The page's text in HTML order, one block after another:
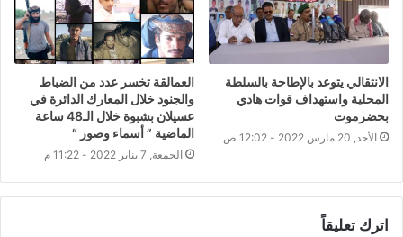
الانتقالي يتوعد بالإطاحة بالسلطة
المحلية واستهداف قوات هادي
بحضرموت
الأحد, 20 مارس 2022 - 12:02 ص
العمالقة تخسر عدد من الضباط
والجنود خلال المعارك الدائرة في
عسيلان بشبوة خلال الـ48 ساعة
الماضية ” أسماء وصور “
الجمعة, 7 يناير 2022 - 11:22 م
اترك تعليقاً